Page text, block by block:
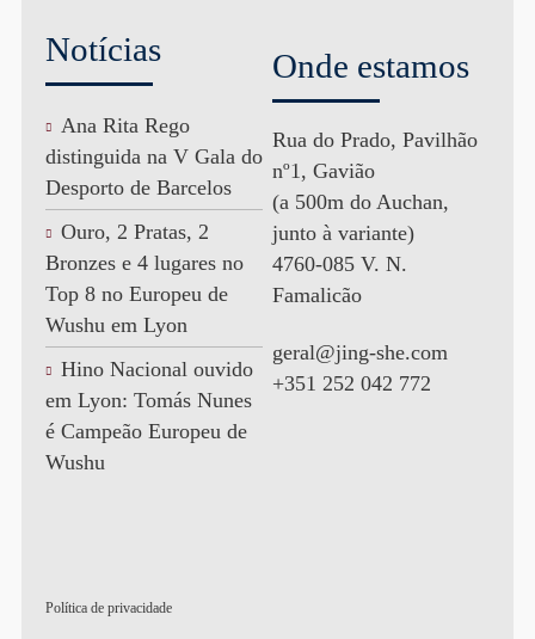
Notícias
Ana Rita Rego
distinguida na V Gala do
Desporto de Barcelos
Ouro, 2 Pratas, 2
Bronzes e 4 lugares no
Top 8 no Europeu de
Wushu em Lyon
Hino Nacional ouvido
em Lyon: Tomás Nunes
é Campeão Europeu de
Wushu
Onde estamos
Rua do Prado, Pavilhão
nº1, Gavião
(a 500m do Auchan,
junto à variante)
4760-085 V. N.
Famalicão
geral@jing-she.com
+351 252 042 772
Política de privacidade